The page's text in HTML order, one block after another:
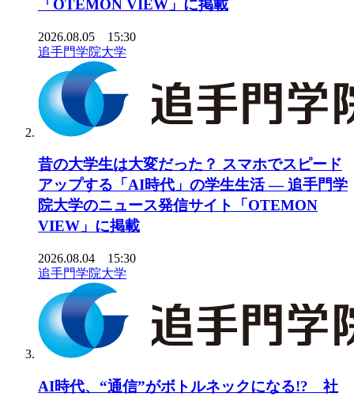
「OTEMON VIEW」に掲載
2026.08.05 15:30
追手門学院大学
昔の大学生は大変だった？ スマホでスピード
アップする「AI時代」の学生生活 ― 追手門学
院大学のニュース発信サイト「OTEMON
VIEW」に掲載
2026.08.04 15:30
追手門学院大学
AI時代、“通信”がボトルネックになる!? 社